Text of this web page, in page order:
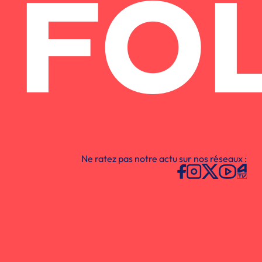
Ne ratez pas notre actu sur nos réseaux :